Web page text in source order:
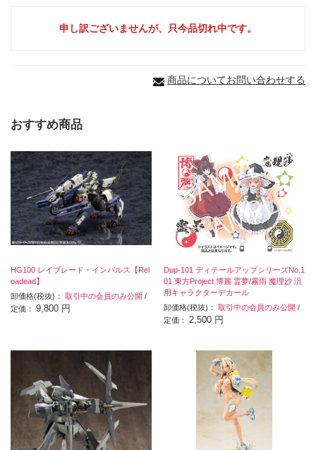
申し訳ございませんが、只今品切れ中です。
商品についてお問い合わせする
おすすめ商品
HG100 レイブレード・インパルス【Rel
oadead】
卸価格(税抜)： 取引中の会員のみ公開 /
定価： 9,800 円
Dup-101 ディテールアップシリーズNo.1
01 東方Project 博麗 霊夢/霧雨 魔理沙 汎
用キャラクターデカール
卸価格(税抜)：取引中の会員のみ公開 /
定価： 2,500 円